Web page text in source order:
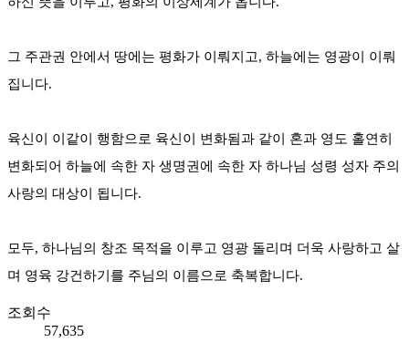
그 주관권 안에서 땅에는 평화가 이뤄지고, 하늘에는 영광이 이뤄
집니다.
육신이 이같이 행함으로 육신이 변화됨과 같이 혼과 영도 홀연히
변화되어 하늘에 속한 자 생명권에 속한 자 하나님 성령 성자 주의
사랑의 대상이 됩니다.
모두, 하나님의 창조 목적을 이루고 영광 돌리며 더욱 사랑하고 살
며 영육 강건하기를 주님의 이름으로 축복합니다.
조회수
57,635